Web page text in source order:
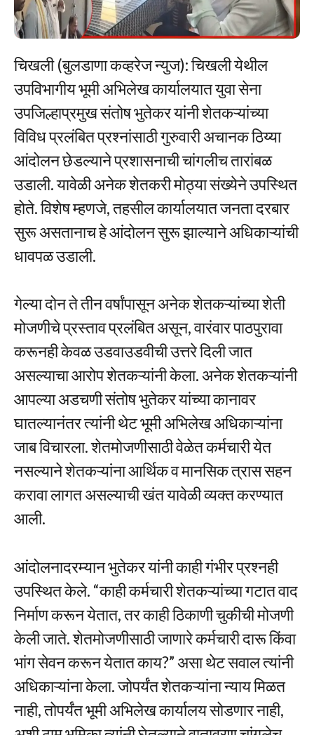
चिखली (बुलडाणा कव्हरेज न्युज): चिखली येथील
उपविभागीय भूमी अभिलेख कार्यालयात युवा सेना
उपजिल्हाप्रमुख संतोष भुतेकर यांनी शेतकऱ्यांच्या
विविध प्रलंबित प्रश्नांसाठी गुरुवारी अचानक ठिय्या
आंदोलन छेडल्याने प्रशासनाची चांगलीच तारांबळ
उडाली. यावेळी अनेक शेतकरी मोठ्या संख्येने उपस्थित
होते. विशेष म्हणजे, तहसील कार्यालयात जनता दरबार
सुरू असतानाच हे आंदोलन सुरू झाल्याने अधिकाऱ्यांची
धावपळ उडाली.
गेल्या दोन ते तीन वर्षांपासून अनेक शेतकऱ्यांच्या शेती
मोजणीचे प्रस्ताव प्रलंबित असून, वारंवार पाठपुरावा
करूनही केवळ उडवाउडवीची उत्तरे दिली जात
असल्याचा आरोप शेतकऱ्यांनी केला. अनेक शेतकऱ्यांनी
आपल्या अडचणी संतोष भुतेकर यांच्या कानावर
घातल्यानंतर त्यांनी थेट भूमी अभिलेख अधिकाऱ्यांना
जाब विचारला. शेतमोजणीसाठी वेळेत कर्मचारी येत
नसल्याने शेतकऱ्यांना आर्थिक व मानसिक त्रास सहन
करावा लागत असल्याची खंत यावेळी व्यक्त करण्यात
आली.
आंदोलनादरम्यान भुतेकर यांनी काही गंभीर प्रश्नही
उपस्थित केले. “काही कर्मचारी शेतकऱ्यांच्या गटात वाद
निर्माण करून येतात, तर काही ठिकाणी चुकीची मोजणी
केली जाते. शेतमोजणीसाठी जाणारे कर्मचारी दारू किंवा
भांग सेवन करून येतात काय?” असा थेट सवाल त्यांनी
अधिकाऱ्यांना केला. जोपर्यंत शेतकऱ्यांना न्याय मिळत
नाही, तोपर्यंत भूमी अभिलेख कार्यालय सोडणार नाही,